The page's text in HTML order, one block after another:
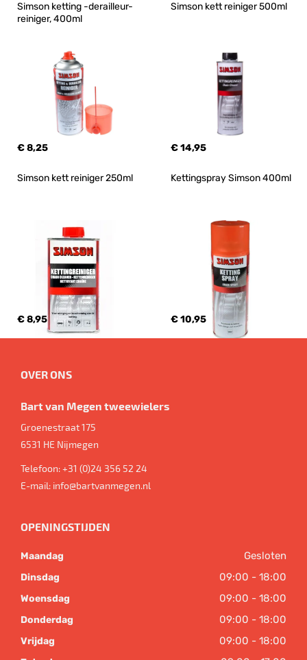
Simson ketting -derailleur-
reiniger, 400ml
€ 8,25
Simson kett reiniger 500ml
€ 14,95
Simson kett reiniger 250ml
€ 8,95
Kettingspray Simson 400ml
€ 10,95
OVER ONS
Bart van Megen tweewielers
Groenestraat 175
6531 HE Nijmegen
Telefoon:+31 (0)24 356 52 24
E-mail: info@bartvanmegen.nl
OPENINGSTIJDEN
Maandag Gesloten
Dinsdag 09:00 - 18:00
Woensdag 09:00 - 18:00
Donderdag 09:00 - 18:00
Vrijdag 09:00 - 18:00